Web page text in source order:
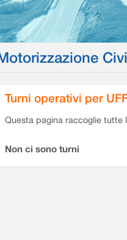
Turni operativi per
Questa pagina raccoglie tutte
Non ci sono turni